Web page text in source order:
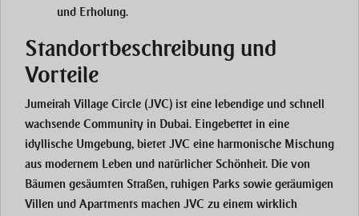
und Erholung.
Standortbeschreibung und
Vorteile
Jumeirah Village Circle (JVC) ist eine lebendige und schnell
wachsende Community in Dubai. Eingebettet in eine
idyllische Umgebung, bietet JVC eine harmonische Mischung
aus modernem Leben und natürlicher Schönheit. Die von
Bäumen gesäumten Straßen, ruhigen Parks sowie geräumigen
Villen und Apartments machen JVC zu einem wirklich